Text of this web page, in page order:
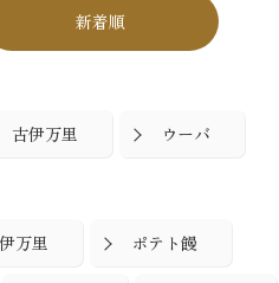
新着順
古伊万里 ウーバ
万里 ポテト饅